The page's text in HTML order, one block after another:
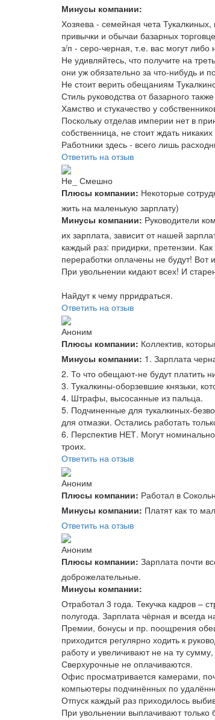
Минусы компании:
Хозяева - семейная чета
привычки и обычаи базарных
з/п - серо-черная, т.е. вас могут
Не удивляйтесь, что получите на
они уж обязательно за что-нибудь и
Не стоит верить обещаниям
Стиль руководства от базарного
Хамство и стукачество у
Поскольку отделав империи нет в
собственница, не стоит ждать
Работники здесь - всего лишь
Ответить на отзыв
Не_ Смешно
Плюсы компании: Некоторые
жить на маленькую зарплату)
Минусы компании: Руководители
их зарплата, зависит от нашей
каждый раз: придирки, претензии.
переработки оплачены не будут!
При увольнении кидают всех! И
Найдут к чему прридраться.
Ответить на отзыв
Аноним
Плюсы компании: Коллектив,
Минусы компании: 1. Зарплата
2. То что обещают-не будут платить
3. Тукалкины-оборзевшие князьки,
4. Штрафы, высосанные из пальца.
5. Подчиненные для тукалкиных-
для отмазки. Остались работать
6. Перспектив НЕТ. Могут
троих.
Ответить на отзыв
Аноним
Плюсы компании: Работал в
Минусы компании: Платят как то
Ответить на отзыв
Аноним
Плюсы компании: Зарплата почти
доброжелательные.
Минусы компании:
Отработал 3 года. Текучка кадров –
полугода. Зарплата чёрная и
Премии, бонусы и пр. поощрения
приходится регулярно ходить к
работу и увеличивают не на ту
Сверхурочные не оплачиваются.
Офис просматривается камерами,
компьютеры подчинённых по
Отпуск каждый раз приходилось
При увольнении выплачивают только